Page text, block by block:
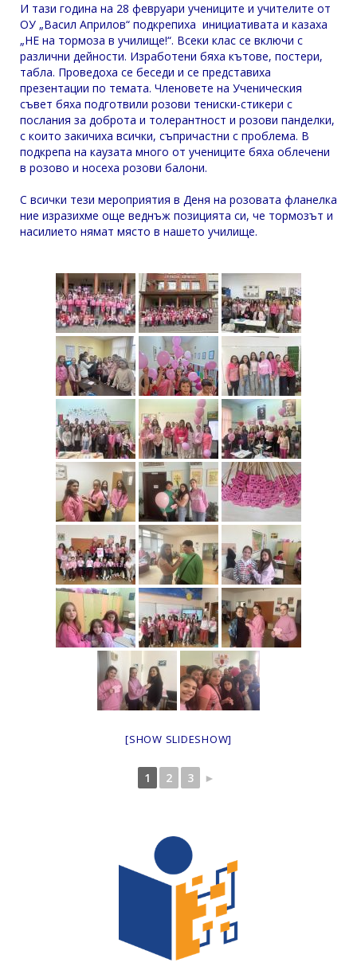
И тази година на 28 февруари учениците и учителите от
ОУ „Васил Априлов“ подкрепиха инициативата и казаха
„НЕ на тормоза в училище!“. Всеки клас се включи с
различни дейности. Изработени бяха кътове, постери,
табла. Проведоха се беседи и се представиха
презентации по темата. Членовете на Ученическия
съвет бяха подготвили розови тениски-стикери с
послания за доброта и толерантност и розови панделки,
с които закичиха всички, съпричастни с проблема. В
подкрепа на каузата много от учениците бяха облечени
в розово и носеха розови балони.
С всички тези мероприятия в Деня на розовата фланелка
ние изразихме още веднъж позицията си, че тормозът и
насилието нямат място в нашето училище.
[SHOW SLIDESHOW]
1 2 3 ►